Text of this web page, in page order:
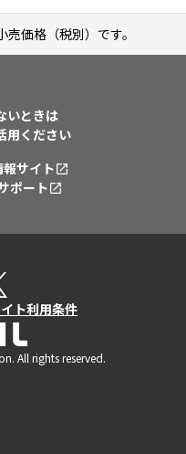
価格（税別）です。
いときは
用ください
サイト
ポート
ト利用条件
All rights reserved.